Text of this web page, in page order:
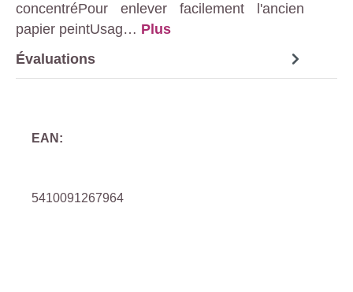
concentréPour enlever facilement l'ancien
papier peintUsag… Plus
Évaluations
EAN:
5410091267964